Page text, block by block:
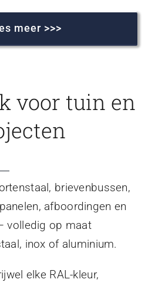
meer >>>
voor tuin en
brievenbussen,
afboordingen en
volledig op maat
inox of aluminium.
elke RAL-kleur,